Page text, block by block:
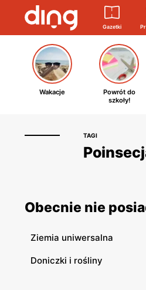
Gazetki
Wakacje
Powrót do
szkoły!
TAGI
Obecnie nie
Ziemia uniwersalna
Doniczki i rośliny